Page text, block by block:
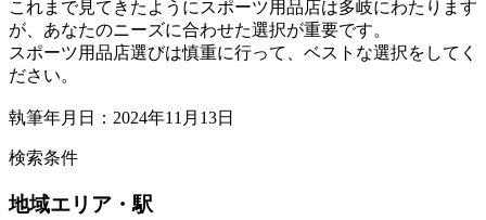
これまで見てきたようにスポーツ用品店は多岐にわたります
が、あなたのニーズに合わせた選択が重要です。
スポーツ用品店選びは慎重に行って、ベストな選択をしてく
ださい。
執筆年月日：2024年11月13日
検索条件
地域エリア・駅